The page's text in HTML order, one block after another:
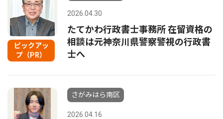
ピックアッ
プ（PR）
2026.04.30
たてかわ行政書士事務所 在留資格の
相談は元神奈川県警察警視の行政書
士へ
さがみはら南区
2026.04.16